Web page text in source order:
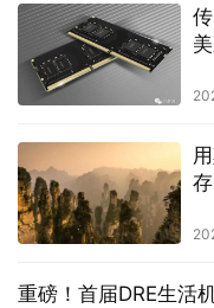
重磅！首届DRE生活